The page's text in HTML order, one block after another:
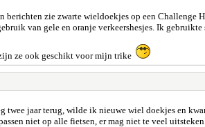
zie zwarte wieldoekjes op een Challenge
van gele en oranje verkeershesjes. Ik
ze ook geschikt voor mijn trike
twee jaar terug, wilde ik nieuwe wiel doekjes en
niet op alle fietsen, er mag niet te veel uitsteken.